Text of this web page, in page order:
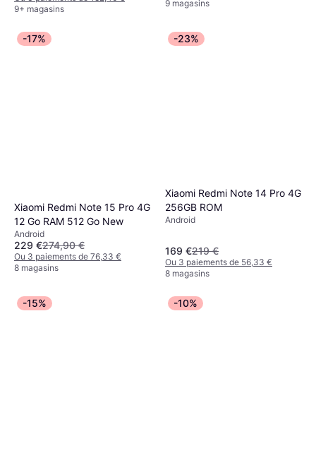
9+ magasins
9 magasins
-17%
Xiaomi Redmi Note 15 Pro 4G
12 Go RAM 512 Go New
Android
229 €274,90 €
Ou 3 paiements de 76,33 €
8 magasins
-23%
Xiaomi Redmi Note 14 Pro 4G
256GB ROM
Android
169 €219 €
Ou 3 paiements de 56,33 €
8 magasins
-15% -10%